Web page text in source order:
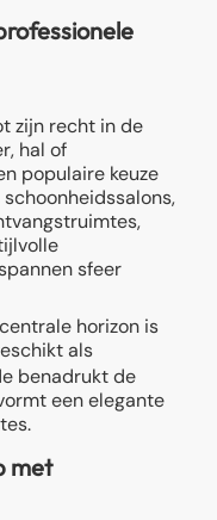
zijn recht in de
hal of
populaire keuze
schoonheidssalons,
sfeer
horizon is
als
benadrukt de
een elegante
met